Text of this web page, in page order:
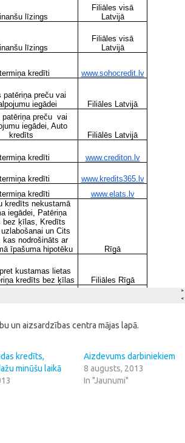
un aizsardzības centra mājas lapā.
kredīts,
minūšu laikā
Aizdevums darbiniekiem
8 augusts, 2013
In "Jaunumi"